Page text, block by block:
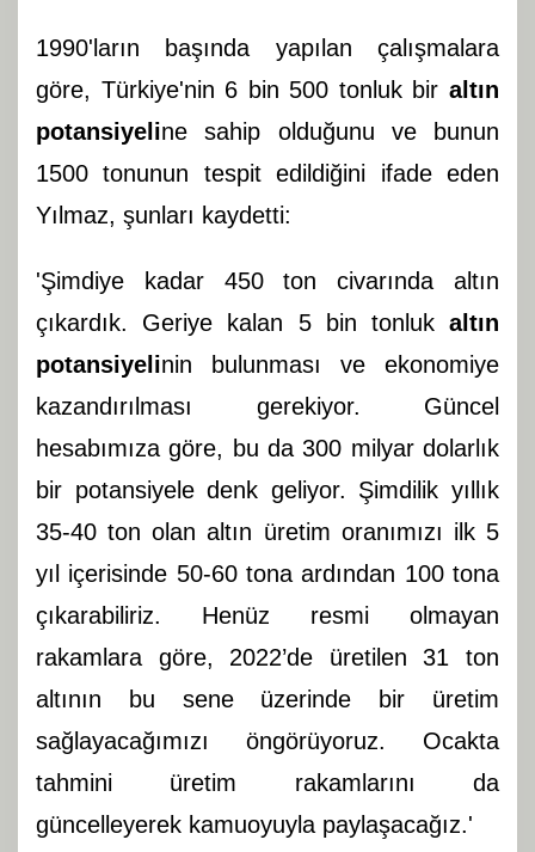
1990'ların başında yapılan çalışmalara
göre, Türkiye'nin 6 bin 500 tonluk bir altın
potansiyeline sahip olduğunu ve bunun
1500 tonunun tespit edildiğini ifade eden
Yılmaz, şunları kaydetti:
'Şimdiye kadar 450 ton civarında altın
çıkardık. Geriye kalan 5 bin tonluk altın
potansiyelinin bulunması ve ekonomiye
kazandırılması gerekiyor. Güncel
hesabımıza göre, bu da 300 milyar dolarlık
bir potansiyele denk geliyor. Şimdilik yıllık
35-40 ton olan altın üretim oranımızı ilk 5
yıl içerisinde 50-60 tona ardından 100 tona
çıkarabiliriz. Henüz resmi olmayan
rakamlara göre, 2022’de üretilen 31 ton
altının bu sene üzerinde bir üretim
sağlayacağımızı öngörüyoruz. Ocakta
tahmini üretim rakamlarını da
güncelleyerek kamuoyuyla paylaşacağız.'